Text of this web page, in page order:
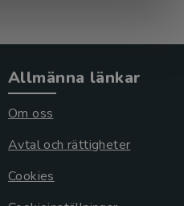
Allmänna länkar
Om oss
Avtal och rättigheter
Cookies